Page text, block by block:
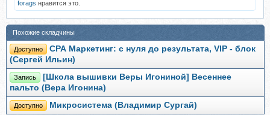
forags нравится это.
Похожие складчины
Доступно
СРА Маркетинг: с нуля до результата, VIP - блок
(Сергей Ильин)
Запись
[Школа вышивки Веры Игониной] Весеннее
пальто (Вера Игонина)
Доступно Микросистема (Владимир Сургай)